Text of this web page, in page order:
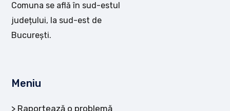
Comuna se află în sud-estul
județului, la sud-est de
București.
Meniu
Raportează o problemă